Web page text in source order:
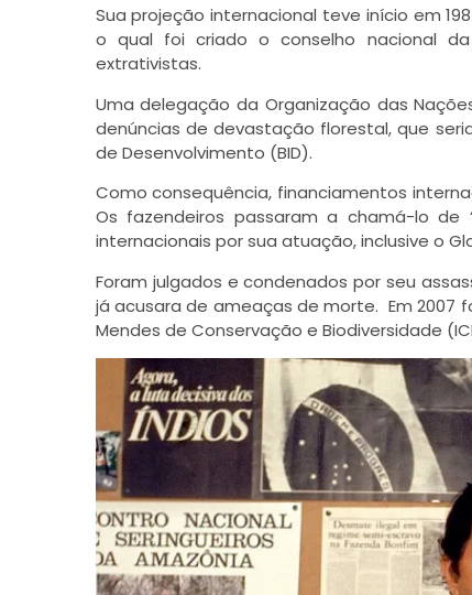
Sua projeção internacional teve início em
o qual foi criado o conselho nacional
extrativistas.
Uma delegação da Organização das
denúncias de devastação florestal, que
de Desenvolvimento (BID).
Como consequência, financiamentos
Os fazendeiros passaram a chamá-lo de
internacionais por sua atuação, inclusive o
Foram julgados e condenados por seu
já acusara de ameaças de morte. Em 2007
Mendes de Conservação e Biodiversidade